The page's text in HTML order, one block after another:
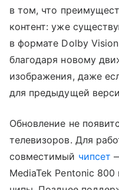
в том, что
контент: уже
в формате Dolby
благодаря новому
изображения, даже
для предыдущей
Обновление не
телевизоров. Для
совместимый чипсет
MediaTek Pentonic